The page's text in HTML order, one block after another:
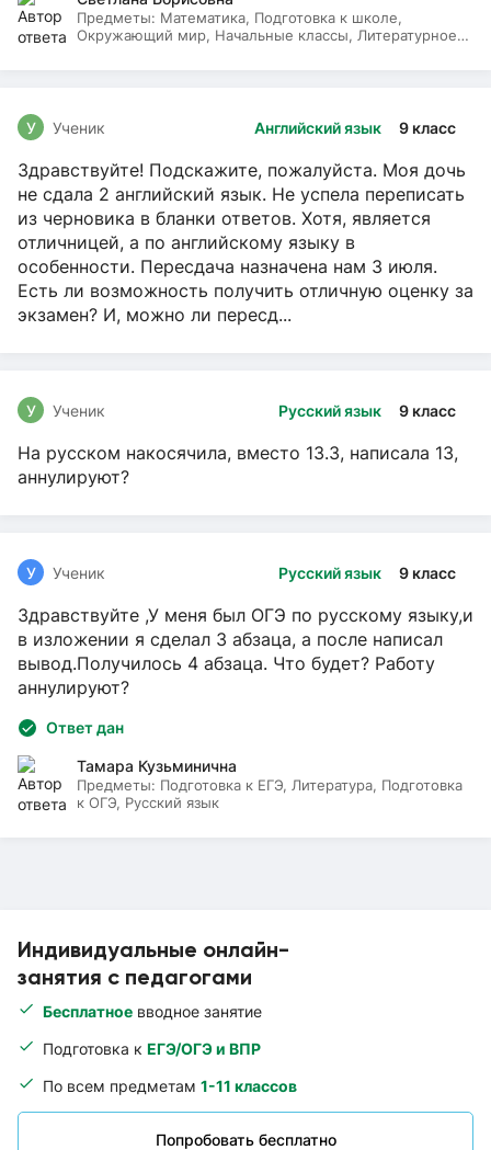
Индивидуальные онлайн-
занятия с педагогами
Бесплатное вводное занятие
Подготовка к ЕГЭ/ОГЭ и ВПР
По всем предметам 1-11 классов
Попробовать бесплатно
Предметы: Математика, Подготовка к школе,
Окружающий мир, Начальные классы, Литературное
Английский язык 9 класс
У Ученик
Здравствуйте! Подскажите, пожалуйста. Моя дочь
не сдала 2 английский язык. Не успела переписать
из черновика в бланки ответов. Хотя, является
отличницей, а по английскому языку в
особенности. Пересдача назначена нам 3 июля.
Есть ли возможность получить отличную оценку за
экзамен? И, можно ли пересд...
Русский язык 9 класс
У Ученик
На русском накосячила, вместо 13.3, написала 13,
аннулируют?
Русский язык 9 класс
У Ученик
Здравствуйте ,У меня был ОГЭ по русскому языку,и
в изложении я сделал 3 абзаца, а после написал
вывод.Получилось 4 абзаца. Что будет? Работу
аннулируют?
Ответ дан
Тамара Кузьминична
Предметы: Подготовка к ЕГЭ, Литература, Подготовка
к ОГЭ, Русский язык